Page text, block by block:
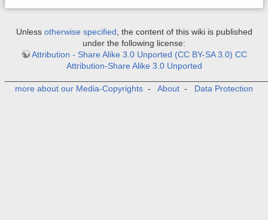
Unless otherwise specified, the content of this wiki is published
under the following license:
Attribution - Share Alike 3.0 Unported (CC BY-SA 3.0) CC
Attribution-Share Alike 3.0 Unported
more about our Media-Copyrights - About - Data Protection